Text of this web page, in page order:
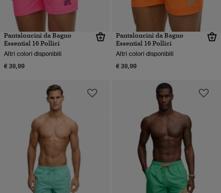
Pantaloncini da Bagno
Essential 16 Pollici
Altri colori disponibili
€ 39,99
Pantaloncini da Bagno
Essential 16 Pollici
Altri colori disponibili
€ 39,99